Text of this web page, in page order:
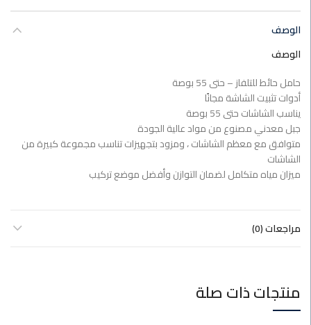
الوصف
الوصف
حامل حائط للتلفاز – حتى 55 بوصة
أدوات تثبيت الشاشة مجانًا
يناسب الشاشات حتى 55 بوصة
جبل معدني مصنوع من مواد عالية الجودة
متوافق مع معظم الشاشات ، ومزود بتجهيزات تناسب مجموعة كبيرة من
الشاشات
ميزان مياه متكامل لضمان التوازن وأفضل موضع تركيب
مراجعات (0)
منتجات ذات صلة